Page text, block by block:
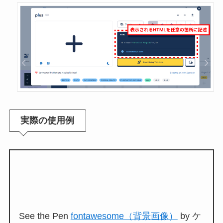
実際の使用例
See the Pen fontawesome（背景画像）
by ケ